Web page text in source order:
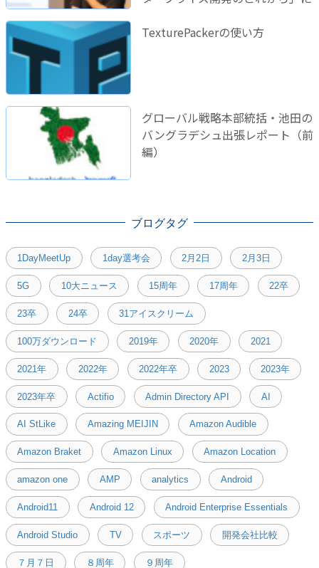
TexturePackerの使い方
グローバル戦略本部統括・池田の
バングラデシュ出張レポート（前
編）
ブログタグ
1DayMeetUp 1day選考会 2月2日 2月3日
5G 10大ニュース 15周年 17周年 22卒
23卒 24卒 31アイスクリーム
100万ダウンロード 2019年 2020年 2021
2021年 2022年 2022年卒 2023 2023年
2023年卒 Actifio Admin Directory API AI
AI StLike Amazing MEIJIN Amazon Audible
Amazon Braket Amazon Linux Amazon Location
amazon one AMP analytics Android
Android11 Android 12 Android Enterprise Essentials
Android Studio TV スポーツ 開発会社比較
７月７日 ８周年 ９周年